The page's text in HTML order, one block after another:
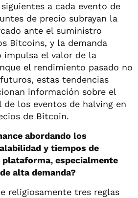
a cada evento de
de precio subrayan la
ante el suministro
Bitcoins, y la demanda
impulsa el valor de la
el rendimiento pasado no
estas tendencias
información sobre el
los eventos de halving en
de Bitcoin.
abordando los
y tiempos de
especialmente
alta demanda?
religiosamente tres reglas